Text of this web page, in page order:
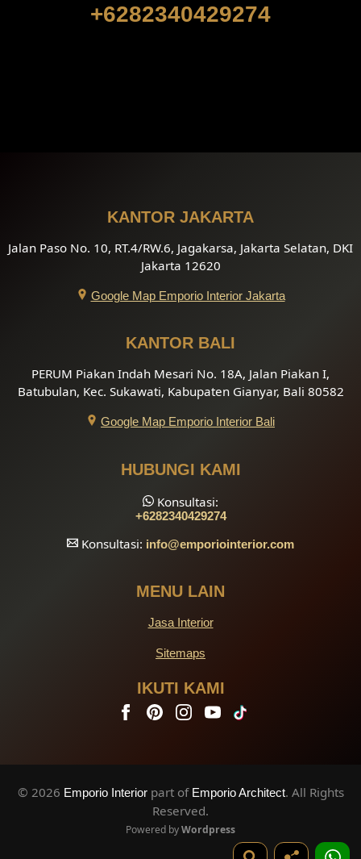
+6282340429274
KANTOR JAKARTA
Jalan Paso No. 10, RT.4/RW.6, Jagakarsa, Jakarta Selatan, DKI
Jakarta 12620
Google Map Emporio Interior Jakarta
KANTOR BALI
PERUM Piakan Indah Mesari No. 18A, Jalan Piakan I,
Batubulan, Kec. Sukawati, Kabupaten Gianyar, Bali 80582
Google Map Emporio Interior Bali
HUBUNGI KAMI
Konsultasi:
+6282340429274
Konsultasi: info@emporiointerior.com
MENU LAIN
Jasa Interior
Sitemaps
IKUTI KAMI
© 2026 Emporio Interiorpart of Emporio Architect. All Rights
Reserved.
Powered byWordpress